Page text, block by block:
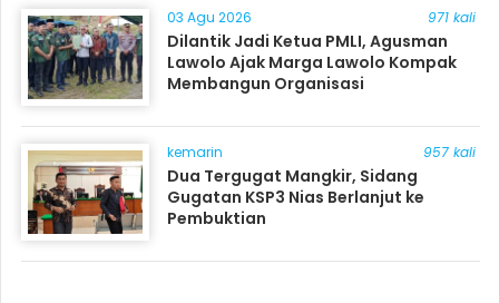
03 Agu 2026 971 kali
Dilantik Jadi Ketua PMLI, Agusman
Lawolo Ajak Marga Lawolo Kompak
Membangun Organisasi
kemarin 957 kali
Dua Tergugat Mangkir, Sidang
Gugatan KSP3 Nias Berlanjut ke
Pembuktian